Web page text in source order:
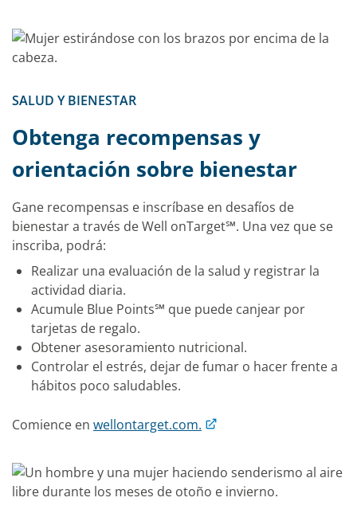
SALUD Y BIENESTAR
Obtenga recompensas y
orientación sobre bienestar
Gane recompensas e inscríbase en desafíos de
bienestar a través de Well onTarget℠. Una vez que se
inscriba, podrá:
Realizar una evaluación de la salud y registrar la
actividad diaria.
Acumule Blue Points℠ que puede canjear por
tarjetas de regalo.
Obtener asesoramiento nutricional.
Controlar el estrés, dejar de fumar o hacer frente a
hábitos poco saludables.
Comience en wellontarget.com.